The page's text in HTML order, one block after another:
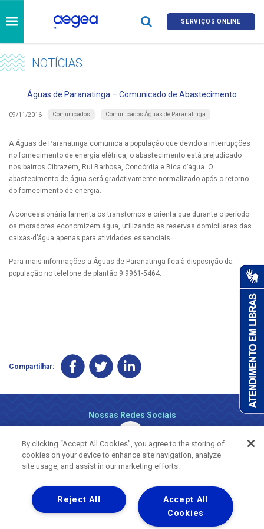
SERVIÇOS ONLINE
NOTÍCIAS
Águas de Paranatinga – Comunicado de Abastecimento
09/11/2016 Comunicados Comunicados Águas de Paranatinga
A Águas de Paranatinga comunica a população que devido a interrupções
no fornecimento de energia elétrica, o abastecimento está prejudicado
nos bairros Cibrazem, Rui Barbosa, Concórdia e Bica d’água. O
abastecimento de água será gradativamente normalizado após o retorno
do fornecimento de energia.
A concessionária lamenta os transtornos e orienta que durante o período
os moradores economizem água, utilizando as reservas domiciliares das
caixas-d’água apenas para atividades essenciais.
Para mais informações a Águas de Paranatinga fica à disposição da
população no telefone de plantão 9 9961-5464.
Compartilhar:
Nossas Redes Sociais
Uma empresa
Copyright ® 2026 - Todos os Direitos Reservados.
By clicking “Accept All Cookies”, you agree to the storing of
cookies on your device to enhance site navigation, analyze
site usage, and assist in our marketing efforts.
Accept All
Cookies
Reject All